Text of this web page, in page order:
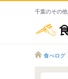
千葉のその他
食べログ